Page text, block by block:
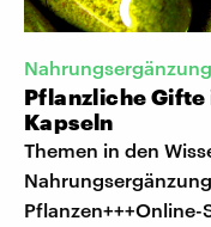
Pflanzliche
Kapseln
Themen in den